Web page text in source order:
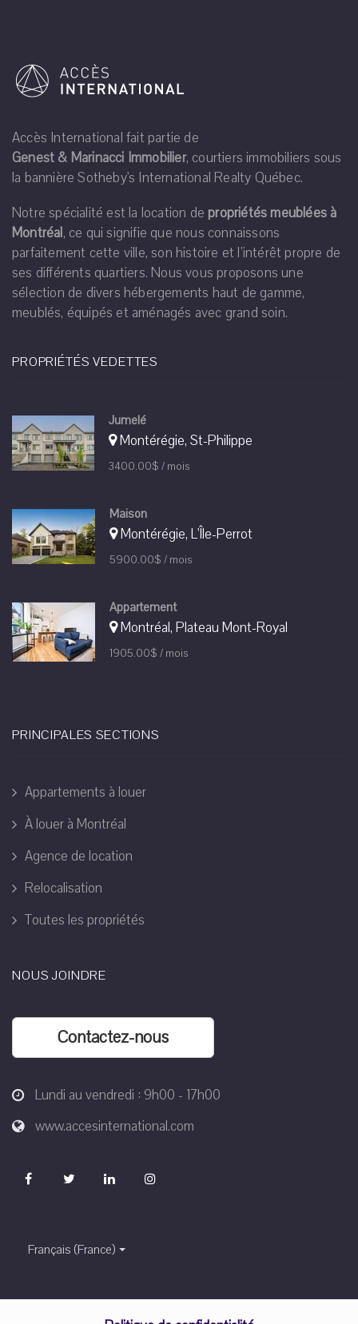
Accès International fait partie de
Genest & Marinacci Immobilier, courtiers immobiliers sous
la bannière Sotheby's International Realty Québec.
Notre spécialité est la location de propriétés meublées à
Montréal, ce qui signifie que nous connaissons
parfaitement cette ville, son histoire et l’intérêt propre de
ses différents quartiers. Nous vous proposons une
sélection de divers hébergements haut de gamme,
meublés, équipés et aménagés avec grand soin.
PROPRIÉTÉS VEDETTES
Jumelé
Montérégie, St-Philippe
3400.00$ / mois
Maison
Montérégie, L'Île-Perrot
5900.00$ / mois
Appartement
Montréal, Plateau Mont-Royal
1905.00$ / mois
PRINCIPALES SECTIONS
Appartements à louer
À louer à Montréal
Agence de location
Relocalisation
Toutes les propriétés
NOUS JOINDRE
Contactez-nous
Lundi au vendredi : 9h00 - 17h00
www.accesinternational.com
Français (France)